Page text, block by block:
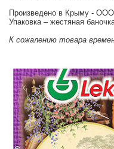
Произведено в Крыму -
Упаковка – жестяная
К сожалению товара